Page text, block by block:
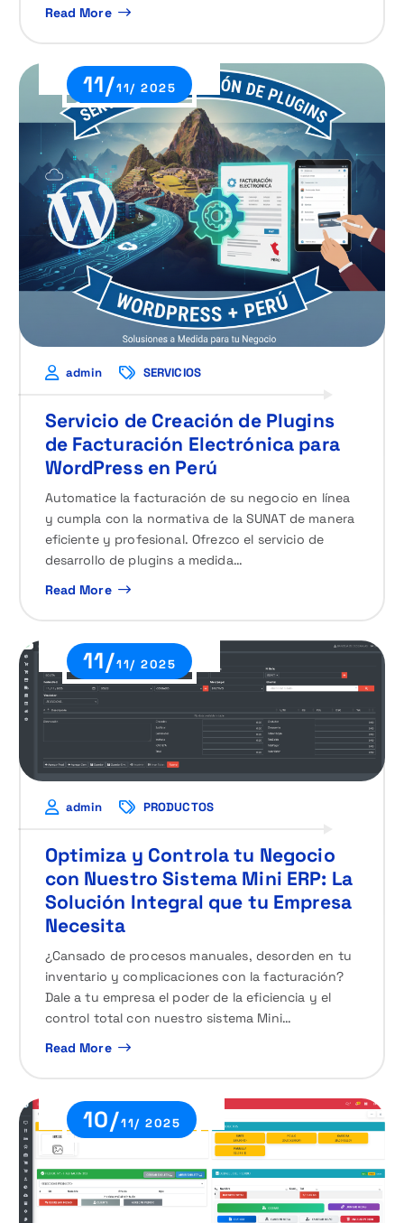
Read More
11/11/ 2025
admin SERVICIOS
Servicio de Creación de Plugins
de Facturación Electrónica para
WordPress en Perú
Automatice la facturación de su negocio en línea
y cumpla con la normativa de la SUNAT de manera
eficiente y profesional. Ofrezco el servicio de
desarrollo de plugins a medida…
Read More
11/11/ 2025
admin PRODUCTOS
Optimiza y Controla tu Negocio
con Nuestro Sistema Mini ERP: La
Solución Integral que tu Empresa
Necesita
¿Cansado de procesos manuales, desorden en tu
inventario y complicaciones con la facturación?
Dale a tu empresa el poder de la eficiencia y el
control total con nuestro sistema Mini…
Read More
10/11/ 2025